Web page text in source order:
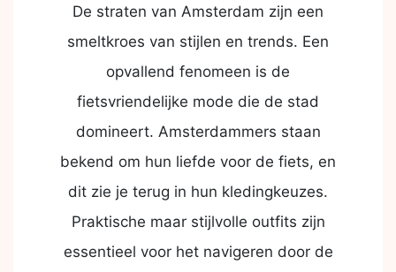
De straten van Amsterdam zijn een
smeltkroes van stijlen en trends. Een
opvallend fenomeen is de
fietsvriendelijke mode die de stad
domineert. Amsterdammers staan
bekend om hun liefde voor de fiets, en
dit zie je terug in hun kledingkeuzes.
Praktische maar stijlvolle outfits zijn
essentieel voor het navigeren door de